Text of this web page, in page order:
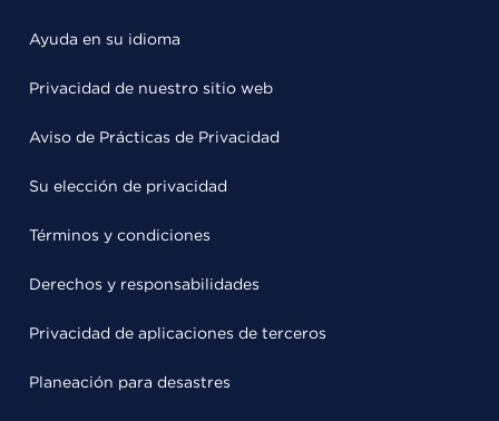
Ayuda en su idioma
Privacidad de nuestro sitio web
Aviso de Prácticas de Privacidad
Su elección de privacidad
Términos y condiciones
Derechos y responsabilidades
Privacidad de aplicaciones de terceros
Planeación para desastres